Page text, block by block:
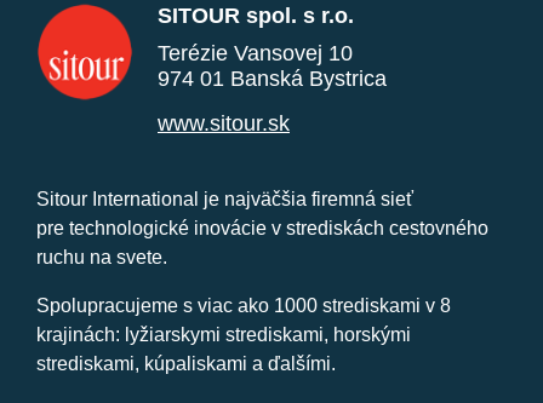
SITOUR spol. s r.o.
Terézie Vansovej 10
974 01 Banská Bystrica
www.sitour.sk
Sitour International je najväčšia firemná sieť
pre technologické inovácie v strediskách cestovného
ruchu na svete.
Spolupracujeme s viac ako 1000 strediskami v 8
krajinách: lyžiarskymi strediskami, horskými
strediskami, kúpaliskami a ďalšími.